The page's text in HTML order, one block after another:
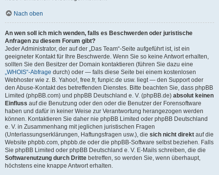
Nach oben
An wen soll ich mich wenden, falls es Beschwerden oder juristische
Anfragen zu diesem Forum gibt?
Jeder Administrator, der auf der „Das Team“-Seite aufgeführt ist, ist ein
geeigneter Kontakt für Ihre Beschwerde. Wenn Sie so keine Antwort erhalten,
sollten Sie den Besitzer der Domain kontaktieren (führen Sie dazu eine
„WHOIS“-Abfrage durch) oder — falls diese Seite bei einem kostenlosen
Webhoster wie z. B. Yahoo!, free.fr, funpic.de usw. liegt — den Support oder
den Abuse-Kontakt des betreffenden Dienstes. Bitte beachten Sie, dass phpBB
Limited (phpBB.com) und phpBB Deutschland e. V. (phpBB.de) absolut keinen
Einfluss auf die Benutzung oder den oder die Benutzer der Forensoftware
haben und dafür in keiner Weise zur Verantwortung herangezogen werden
können. Kontaktieren Sie daher nie phpBB Limited oder phpBB Deutschland
e. V. in Zusammenhang mit jeglichen juristischen Fragen
(Unterlassungserklärungen, Haftungsfragen usw.), die sich nicht direkt auf die
Website phpbb.com, phpbb.de oder die phpBB-Software selbst beziehen. Falls
Sie phpBB Limited oder phpBB Deutschland e. V. E-Mails schreiben, die die
Softwarenutzung durch Dritte betreffen, so werden Sie, wenn überhaupt,
höchstens eine knappe Antwort erhalten.